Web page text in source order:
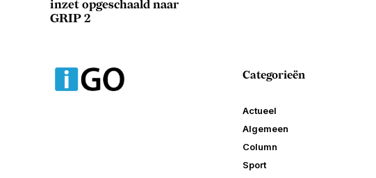
inzet opgeschaald naar
GRIP 2
Categorieën
Actueel
Algemeen
Column
Sport